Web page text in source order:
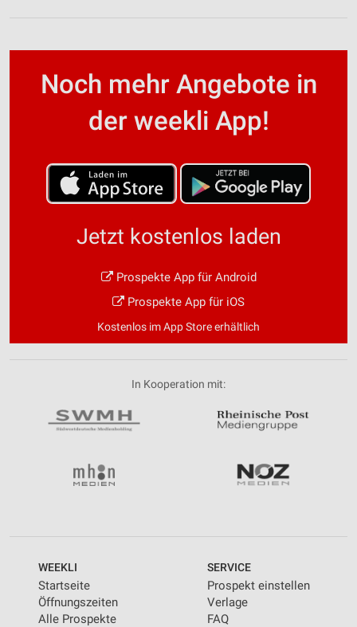
Noch mehr Angebote in
der weekli App!
Jetzt kostenlos laden
Prospekte App für Android
Prospekte App für iOS
Kostenlos im App Store erhältlich
In Kooperation mit:
WEEKLI
Startseite
Öffnungszeiten
Alle Prospekte
SERVICE
Prospekt einstellen
Verlage
FAQ